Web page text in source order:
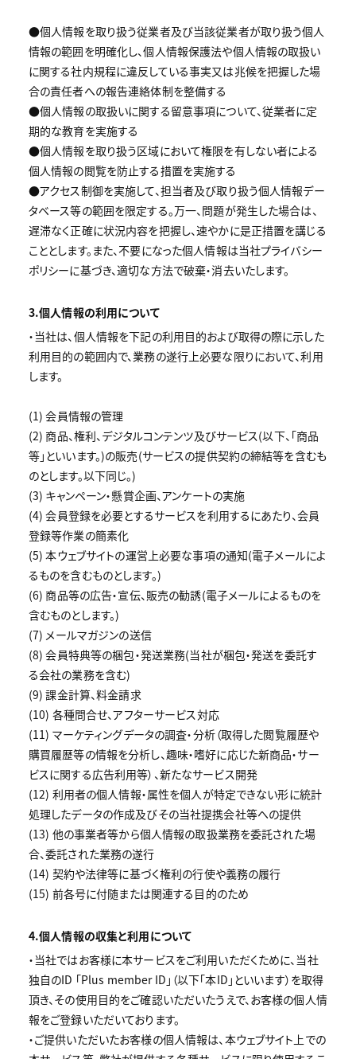
●個人情報を取り扱う従業者及び当該従業者が取り扱う個人
情報の範囲を明確化し、個人情報保護法や個人情報の取扱い
に関する社内規程に違反している事実又は兆候を把握した場
合の責任者への報告連絡体制を整備する
●個人情報の取扱いに関する留意事項について、従業者に定
期的な教育を実施する
●個人情報を取り扱う区域において権限を有しない者による
個人情報の閲覧を防止する措置を実施する
●アクセス制御を実施して、担当者及び取り扱う個人情報デー
タベース等の範囲を限定する。万一、問題が発生した場合は、
遅滞なく正確に状況内容を把握し、速やかに是正措置を講じる
こととします。また、不要になった個人情報は当社プライバシー
ポリシーに基づき、適切な方法で破棄・消去いたします。
3.個人情報の利用について
・当社は、個人情報を下記の利用目的および取得の際に示した
利用目的の範囲内で、業務の遂行上必要な限りにおいて、利用
します。
(1) 会員情報の管理
(2) 商品、権利、デジタルコンテンツ及びサービス(以下、「商品
等」といいます。)の販売(サービスの提供契約の締結等を含むも
のとします。以下同じ。)
(3) キャンペーン・懸賞企画、アンケートの実施
(4) 会員登録を必要とするサービスを利用するにあたり、会員
登録等作業の簡素化
(5) 本ウェブサイトの運営上必要な事項の通知(電子メールによ
るものを含むものとします。)
(6) 商品等の広告・宣伝、販売の勧誘(電子メールによるものを
含むものとします。)
(7) メールマガジンの送信
(8) 会員特典等の梱包・発送業務(当社が梱包・発送を委託す
る会社の業務を含む)
(9) 課金計算、料金請求
(10) 各種問合せ、アフターサービス対応
(11) マーケティングデータの調査・分析（取得した閲覧履歴や
購買履歴等の情報を分析し、趣味・嗜好に応じた新商品・サー
ビスに関する広告利用等）、新たなサービス開発
(12) 利用者の個人情報・属性を個人が特定できない形に統計
処理したデータの作成及びその当社提携会社等への提供
(13) 他の事業者等から個人情報の取扱業務を委託された場
合、委託された業務の遂行
(14) 契約や法律等に基づく権利の行使や義務の履行
(15) 前各号に付随または関連する目的のため
4.個人情報の収集と利用について
・当社ではお客様に本サービスをご利用いただくために、当社
独自のID 「Plus member ID」（以下「本ID」といいます）を取得
頂き、その使用目的をご確認いただいたうえで、お客様の個人情
報をご登録いただいております。
・ご提供いただいたお客様の個人情報は、本ウェブサイト上での